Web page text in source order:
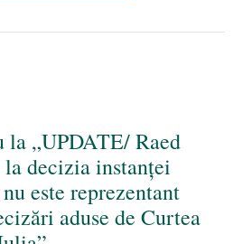
la „UPDATE/ Raed
decizia instanței
este reprezentant
aduse de Curtea